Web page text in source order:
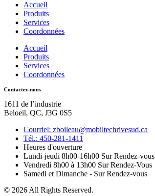
Accueil
Produits
Services
Coordonnées
Accueil
Produits
Services
Coordonnées
Contactez-nous
1611 de l’industrie
Beloeil, QC, J3G 0S5
Courriel: zboileau@mobiltechrivesud.ca
Tél.: 450-281-1411
Heures d'ouverture
Lundi-jeudi 8h00-16h00 Sur Rendez-vous
Vendredi 8h00 à 13h00 Sur Rendez-Vous
Samedi et Dimanche - Sur Rendez-vous
© 2026 All Rights Reserved.